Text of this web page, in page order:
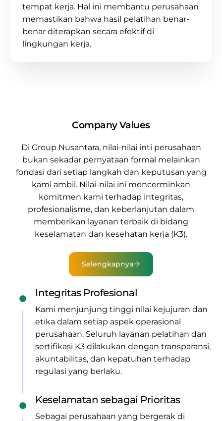
tempat kerja. Hal ini membantu perusahaan
memastikan bahwa hasil pelatihan benar-
benar diterapkan secara efektif di
lingkungan kerja.
Company Values
Di Group Nusantara, nilai-nilai inti perusahaan
bukan sekadar pernyataan formal melainkan
fondasi dari setiap langkah dan keputusan yang
kami ambil. Nilai-nilai ini mencerminkan
komitmen kami terhadap integritas,
profesionalisme, dan keberlanjutan dalam
memberikan layanan terbaik di bidang
keselamatan dan kesehatan kerja (K3).
Selengkapnya
Integritas Profesional
Kami menjunjung tinggi nilai kejujuran dan
etika dalam setiap aspek operasional
perusahaan. Seluruh layanan pelatihan dan
sertifikasi K3 dilakukan dengan transparansi,
akuntabilitas, dan kepatuhan terhadap
regulasi yang berlaku.
Keselamatan sebagai Prioritas
Sebagai perusahaan yang bergerak di